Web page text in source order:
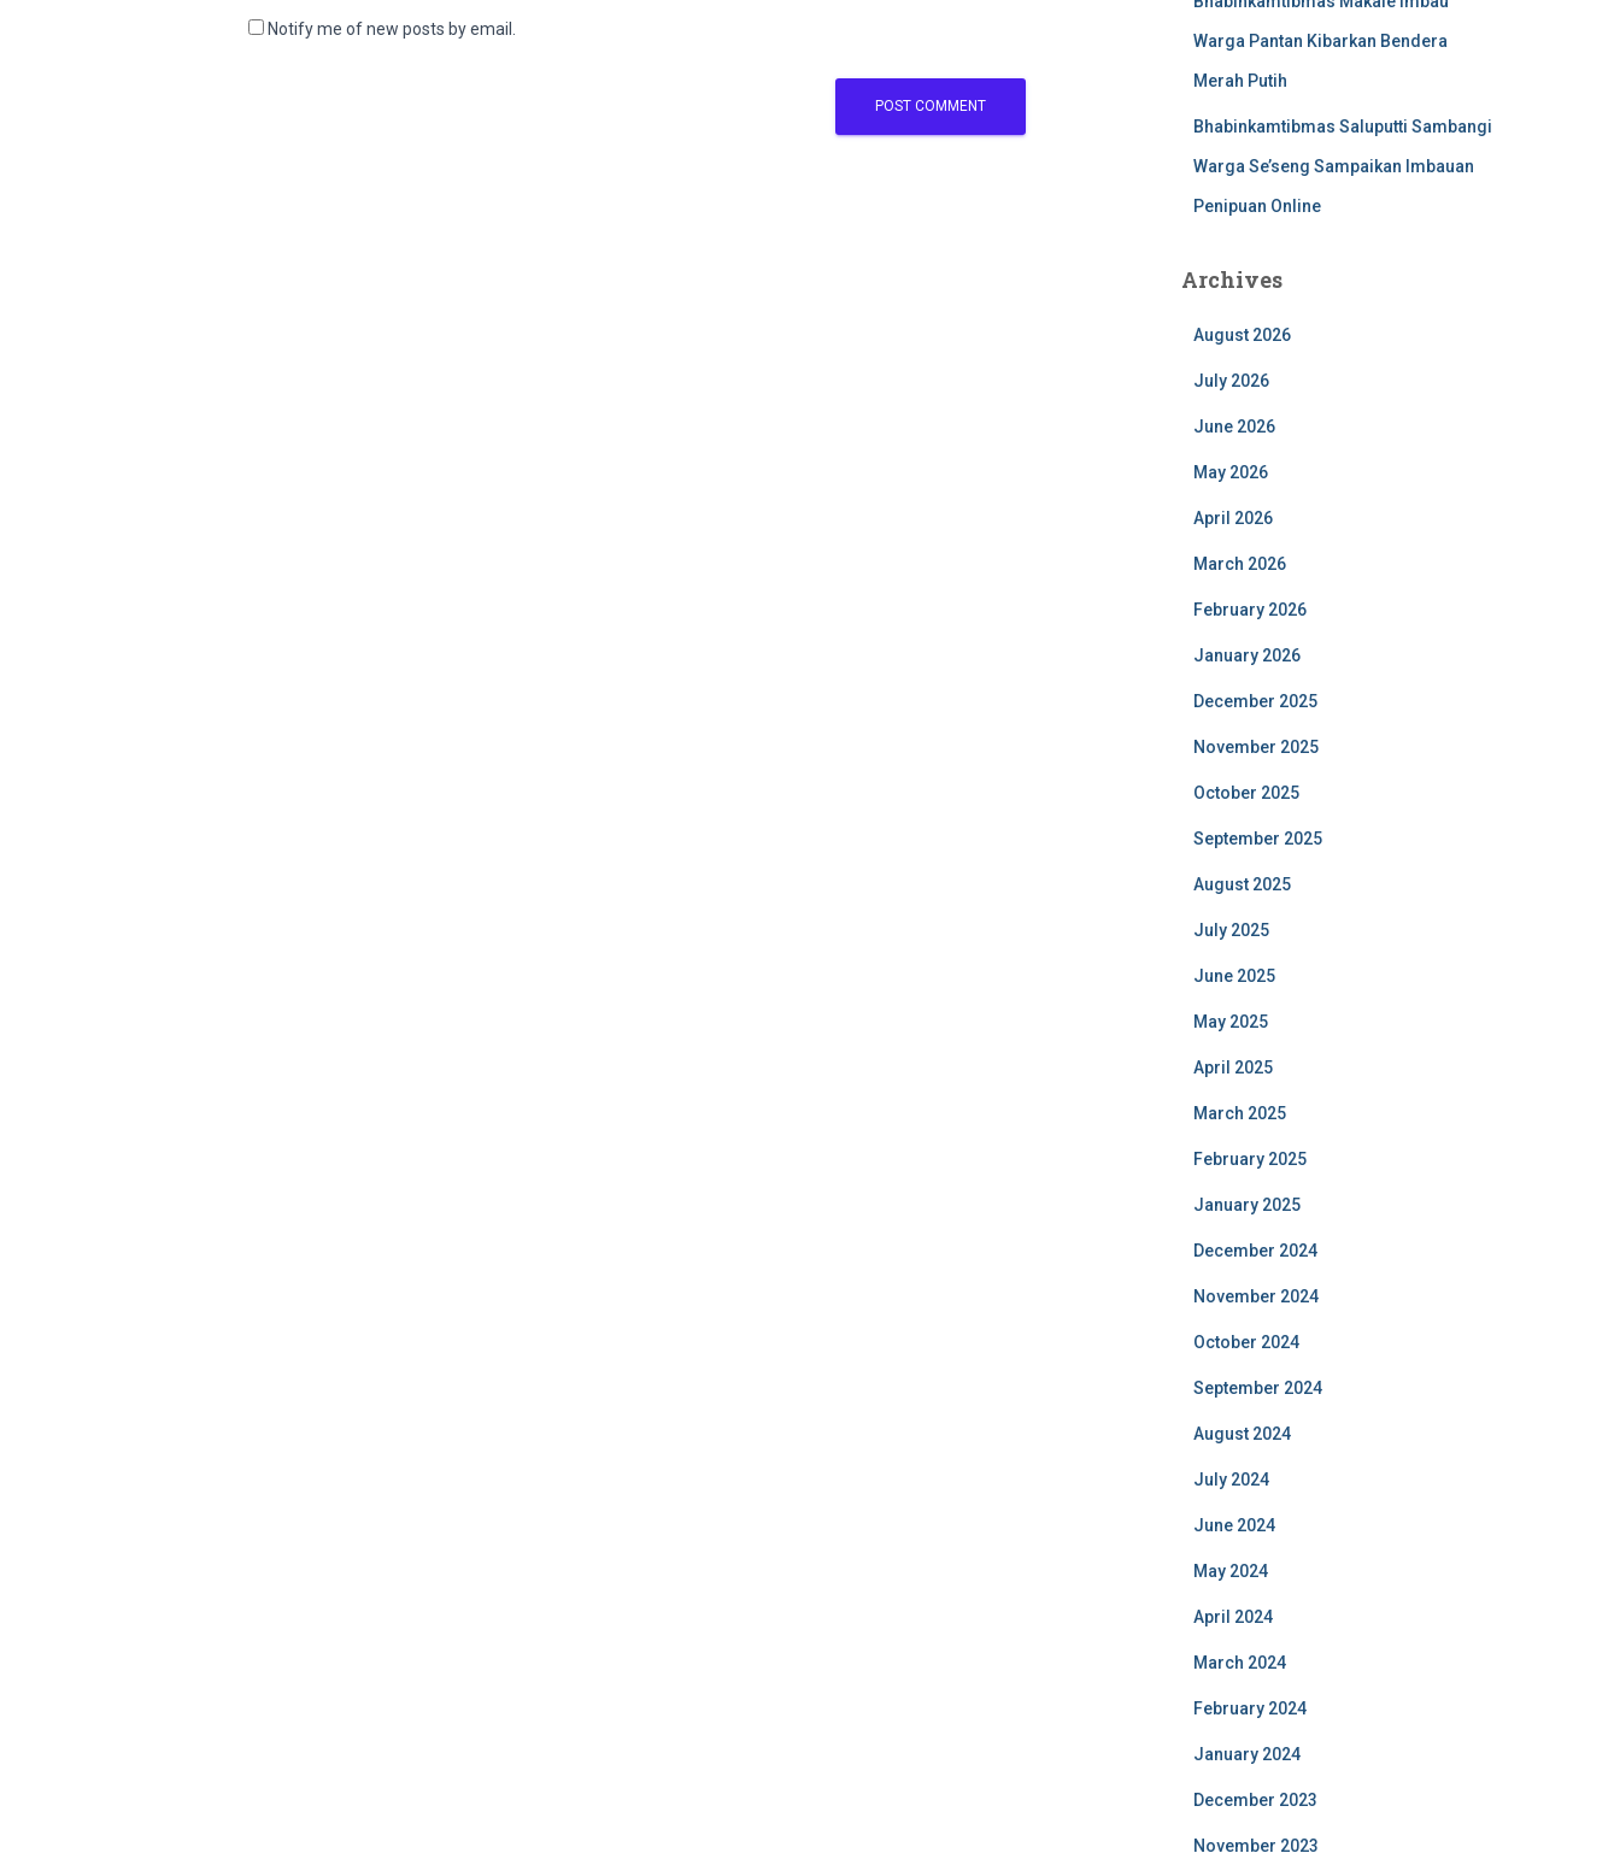
Notify me of new posts by email.
Warga Pantan Kibarkan Bendera
Merah Putih
Bhabinkamtibmas Saluputti Sambangi
Warga Se’seng Sampaikan Imbauan
Penipuan Online
Archives
August 2026
July 2026
June 2026
May 2026
April 2026
March 2026
February 2026
January 2026
December 2025
November 2025
October 2025
September 2025
August 2025
July 2025
June 2025
May 2025
April 2025
March 2025
February 2025
January 2025
December 2024
November 2024
October 2024
September 2024
August 2024
July 2024
June 2024
May 2024
April 2024
March 2024
February 2024
January 2024
December 2023
November 2023